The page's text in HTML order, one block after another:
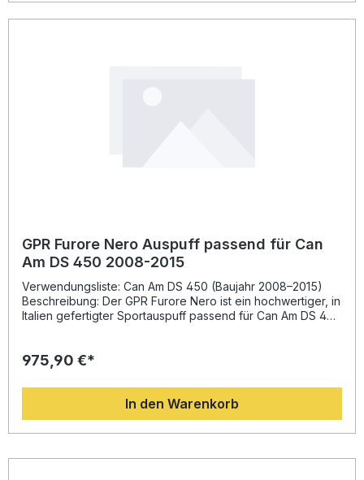
GPR Furore Nero Auspuff passend für Can
Am DS 450 2008-2015
Verwendungsliste: Can Am DS 450 (Baujahr 2008–2015)
Beschreibung: Der GPR Furore Nero ist ein hochwertiger, in
Italien gefertigter Sportauspuff passend für Can Am DS 450
ein optimiertes Verhältnis aus Leistung, Drehmoment und
sportliche Optik, sondern auch für eine deutliche
Soundverbesserung gegenüber der Serienanlage. Durch
die EU-Homologation ist der Einsatz im Straßenverkehr
legal, während der herausnehmbare db-Killer flexible
mit abnehmbarem db-Killer Leistungs- und
975,90 €*
In den Warenkorb